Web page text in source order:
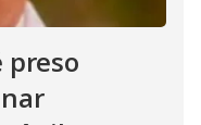
preso